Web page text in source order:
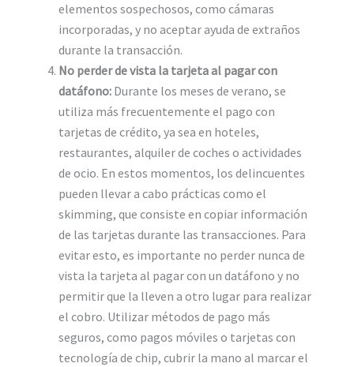
elementos sospechosos, como cámaras
incorporadas, y no aceptar ayuda de extraños
durante la transacción.
No perder de vista la tarjeta al pagar con
datáfono: Durante los meses de verano, se
utiliza más frecuentemente el pago con
tarjetas de crédito, ya sea en hoteles,
restaurantes, alquiler de coches o actividades
de ocio. En estos momentos, los delincuentes
pueden llevar a cabo prácticas como el
skimming, que consiste en copiar información
de las tarjetas durante las transacciones. Para
evitar esto, es importante no perder nunca de
vista la tarjeta al pagar con un datáfono y no
permitir que la lleven a otro lugar para realizar
el cobro. Utilizar métodos de pago más
seguros, como pagos móviles o tarjetas con
tecnología de chip, cubrir la mano al marcar el